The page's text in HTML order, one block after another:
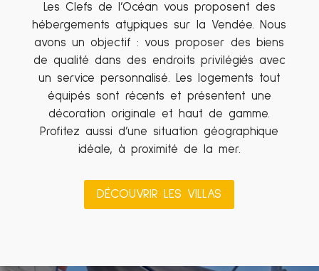
Les Clefs de l’Océan vous proposent des
hébergements atypiques sur la Vendée. Nous
avons un objectif : vous proposer des biens
de qualité dans des endroits privilégiés avec
un service personnalisé. Les logements tout
équipés sont récents et présentent une
décoration originale et haut de gamme.
Profitez aussi d’une situation géographique
idéale, à proximité de la mer.
DÉCOUVRIR LES VILLAS